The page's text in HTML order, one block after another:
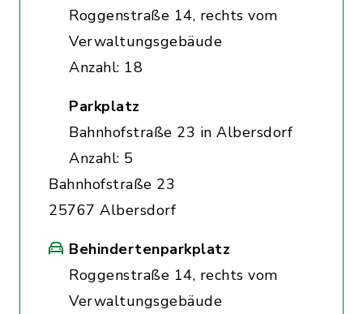
Roggenstraße 14, rechts vom
Verwaltungsgebäude
Anzahl: 18
Parkplatz
Bahnhofstraße 23 in Albersdorf
Anzahl: 5
Bahnhofstraße 23
25767 Albersdorf
Behindertenparkplatz
Roggenstraße 14, rechts vom
Verwaltungsgebäude